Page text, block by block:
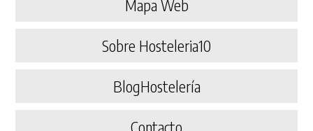
Mapa Web
Sobre Hosteleria10
BlogHostelería
Contacto